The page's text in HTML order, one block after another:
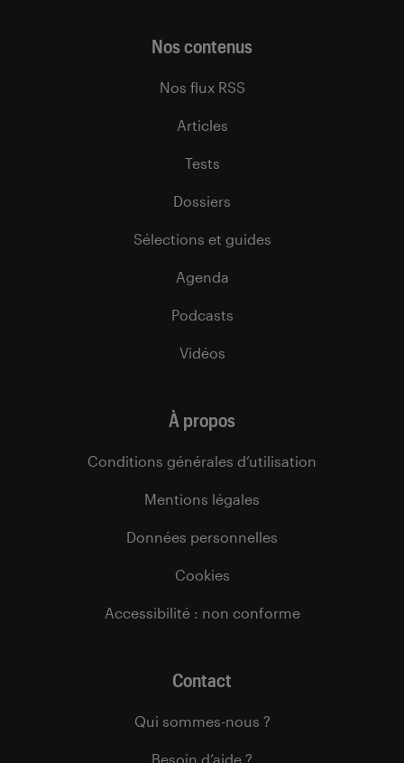
Nos contenus
Nos flux RSS
Articles
Tests
Dossiers
Sélections et guides
Agenda
Podcasts
Vidéos
À propos
Conditions générales d’utilisation
Mentions légales
Données personnelles
Cookies
Accessibilité : non conforme
Contact
Qui sommes-nous ?
Besoin d’aide ?